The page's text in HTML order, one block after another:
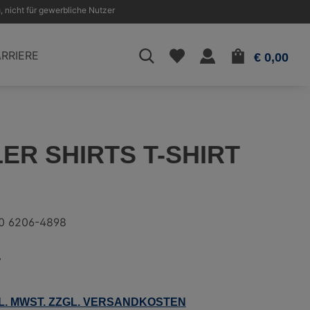
nicht für gewerbliche Nutzer
€ 0,00
SHIRTS T-SHIRT
6206-4898
MWST. ZZGL. VERSANDKOSTEN